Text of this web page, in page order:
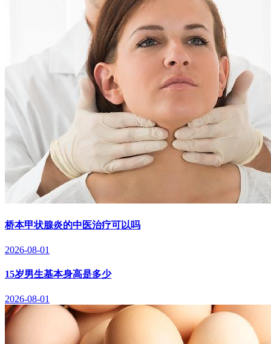
桥本甲状腺炎的中医治疗可以吗
2026-08-01
15岁男生基本身高是多少
2026-08-01